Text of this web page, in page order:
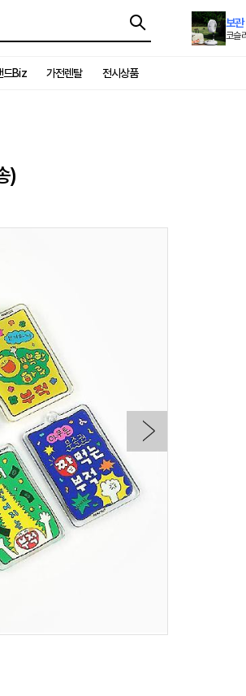
보관
코슬
드Biz 가전렌탈 전시상품
)